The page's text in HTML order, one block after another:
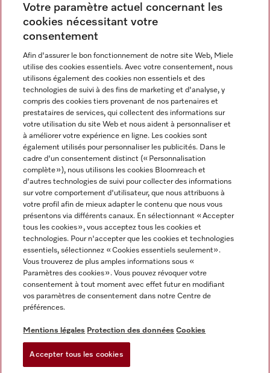
Langue
FRANCAIS
Informations légales
CGV
Conditions d’utilisation
Déclaration d'accessibilité
Digital Services Act
Miele sur Instagram
Miele sur Youtube
Votre paramètre actuel concernant les
cookies nécessitant votre
consentement
Afin d'assurer le bon fonctionnement de notre site Web, Miele
utilise des cookies essentiels. Avec votre consentement, nous
utilisons également des cookies non essentiels et des
technologies de suivi à des fins de marketing et d'analyse, y
compris des cookies tiers provenant de nos partenaires et
prestataires de services, qui collectent des informations sur
votre utilisation du site Web et nous aident à personnaliser et
à améliorer votre expérience en ligne. Les cookies sont
également utilisés pour personnaliser les publicités. Dans le
cadre d'un consentement distinct (« Personnalisation
complète »), nous utilisons les cookies Bloomreach et
d'autres technologies de suivi pour collecter des informations
sur votre comportement d'utilisateur, que nous attribuons à
votre profil afin de mieux adapter le contenu que nous vous
présentons via différents canaux. En sélectionnant « Accepter
tous les cookies », vous acceptez tous les cookies et
technologies. Pour n'accepter que les cookies et technologies
essentiels, sélectionnez « Cookies essentiels seulement».
Vous trouverez de plus amples informations sous «
Paramètres des cookies ». Vous pouvez révoquer votre
consentement à tout moment avec effet futur en modifiant
vos paramètres de consentement dans notre Centre de
préférences.
Mentions légales Protection des données Cookies
Accepter tous les cookies